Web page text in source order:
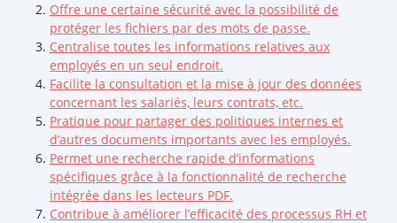
Offre une certaine sécurité avec la possibilité de
protéger les fichiers par des mots de passe.
Centralise toutes les informations relatives aux
employés en un seul endroit.
Facilite la consultation et la mise à jour des données
concernant les salariés, leurs contrats, etc.
Pratique pour partager des politiques internes et
d’autres documents importants avec les employés.
Permet une recherche rapide d’informations
spécifiques grâce à la fonctionnalité de recherche
intégrée dans les lecteurs PDF.
Contribue à améliorer l’efficacité des processus RH et